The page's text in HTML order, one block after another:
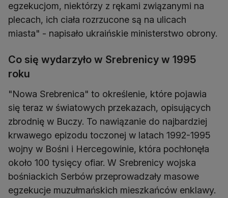
egzekucjom, niektórzy z rękami związanymi na
plecach, ich ciała rozrzucone są na ulicach
miasta" - napisało ukraińskie ministerstwo obrony.
Co się wydarzyło w Srebrenicy w 1995
roku
"Nowa Srebrenica" to określenie, które pojawia
się teraz w światowych przekazach, opisujących
zbrodnię w Buczy. To nawiązanie do najbardziej
krwawego epizodu toczonej w latach 1992-1995
wojny w Bośni i Hercegowinie, która pochłonęła
około 100 tysięcy ofiar. W Srebrenicy wojska
bośniackich Serbów przeprowadzały masowe
egzekucje muzułmańskich mieszkańców enklawy.